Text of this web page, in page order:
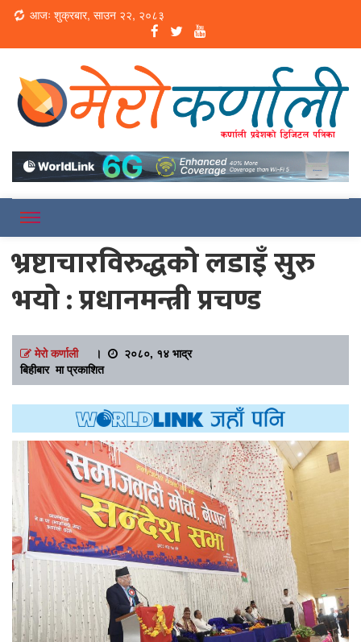
Loading...
आजः शुक्रबार, साउन २२, २०८३
Merokarnali
भ्रष्टाचारविरुद्धको लडाइँ सुरु
भयो : प्रधानमन्त्री प्रचण्ड
मेरो कर्णाली।
२०८०, १४ भाद्र
बिहीबार मा प्रकाशित